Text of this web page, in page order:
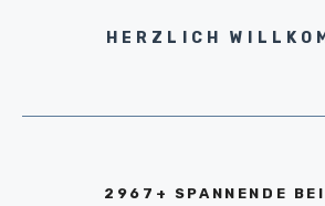
HERZLICH
2967+ SPANNENDE